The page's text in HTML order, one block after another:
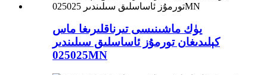
يۈك ماشىنىسى تىرناقلىرىغا ماس
كېلىدىغان تورمۇز ئاساسلىق سىلىندىر
025025MN